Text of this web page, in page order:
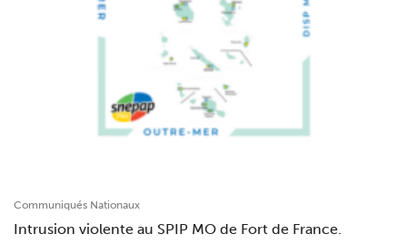
Communiqués Nationaux
Intrusion violente au SPIP MO de Fort de France.